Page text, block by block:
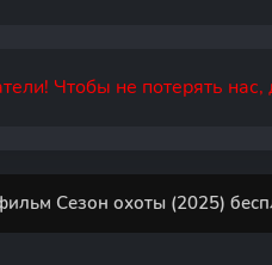
Чтобы не потерять нас,
Сезон охоты (2025)